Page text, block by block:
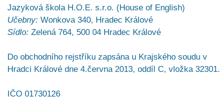
Jazyková škola H.O.E. s.r.o. (House of English)
Učebny: Wonkova 340, Hradec Králové
Sídlo: Zelená 764, 500 04 Hradec Králové
Do obchodního rejstříku zapsána u Krajského soudu v
Hradci Králové dne 4.června 2013, oddíl C, vložka 32301.
IČO 01730126